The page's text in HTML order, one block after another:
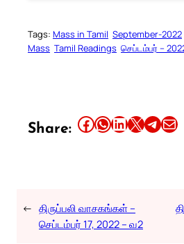
Tags: Mass in Tamil September-2022
Mass Tamil Readings செப்டம்பர் –
Share: Share this article on Facebook Share this article on WhatsApp Share this article on LinkedIn Share this article on X Share this article on TelegramEmail this Article
← திருப்பலி வாசகங்கள் –
செப்டம்பர் 17, 2022 – வ2